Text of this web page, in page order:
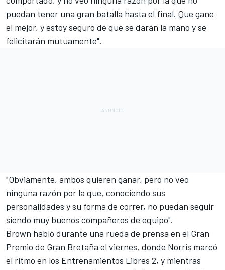
puedan tener una gran batalla hasta el final. Que gane
el mejor, y estoy seguro de que se darán la mano y se
felicitarán mutuamente".
"Obviamente, ambos quieren ganar, pero no veo
ninguna razón por la que, conociendo sus
personalidades y su forma de correr, no puedan seguir
siendo muy buenos compañeros de equipo".
Brown habló durante una rueda de prensa en el Gran
Premio de Gran Bretaña el viernes, donde Norris marcó
el ritmo en los Entrenamientos Libres 2, y mientras